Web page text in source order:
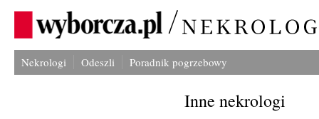
Nekrologi Odeszli Poradnik pogrzebowy
Inne nekrologi